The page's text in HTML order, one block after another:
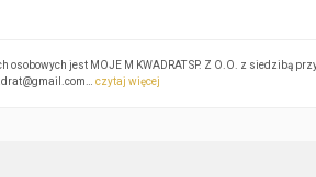
osobowych jest MOJE M KWADRAT SP. Z O.O. z siedzibą
czytaj więcej